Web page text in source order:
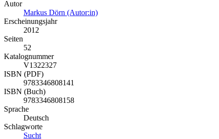
Autor
Markus Dörn (Autor:in)
Erscheinungsjahr
2012
Seiten
52
Katalognummer
V1322327
ISBN (PDF)
9783346808141
ISBN (Buch)
9783346808158
Sprache
Deutsch
Schlagworte
Sucht